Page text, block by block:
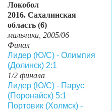
Локобол
2016.Сахалинская
область (6)
мальчики,2005/06
Финал
Лидер (Ю/С) - Олимпия
(Долинск) 2:1
1/2 финала
Лидер (Ю/С) - Парус
(Поронайск) 5:1
Портовик (Холмск) -